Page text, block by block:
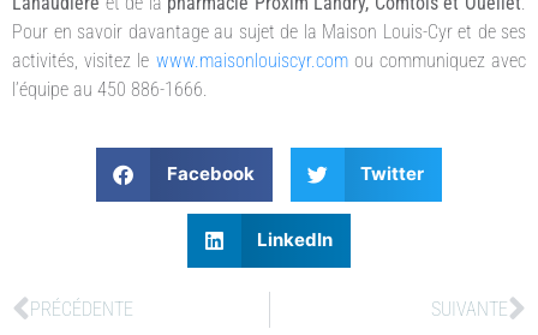
Pour en savoir davantage au sujet de la Maison Louis-Cyr et de ses
activités, visitez le www.maisonlouiscyr.comou communiquez avec
l’équipe au 450 886-1666.
Facebook Twitter
LinkedIn
PRÉCÉDENTE SUIVANTE